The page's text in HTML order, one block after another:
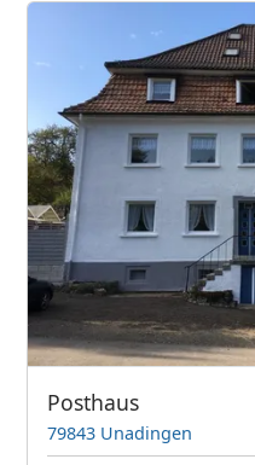
Posthaus
79843 Unadingen